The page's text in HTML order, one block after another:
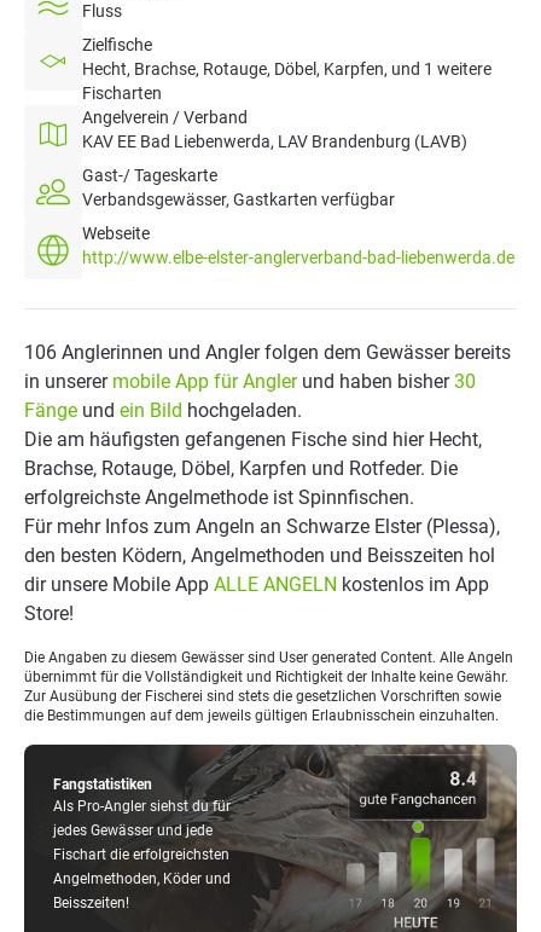
Fluss
Zielfische
Hecht, Brachse, Rotauge, Döbel, Karpfen, und 1 weitere
Fischarten
Angelverein / Verband
KAV EE Bad Liebenwerda, LAV Brandenburg (LAVB)
Gast-/ Tageskarte
Verbandsgewässer, Gastkarten verfügbar
Webseite
http://www.elbe-elster-anglerverband-bad-liebenwerda.de
Fangstatistiken
Als Pro-Angler siehst du für
jedes Gewässer und jede
Fischart die erfolgreichsten
Angelmethoden, Köder und
Beisszeiten!
106 Anglerinnen und Angler folgen dem Gewässer bereits
in unserer mobile App für Anglerund haben bisher30
Fänge und ein Bild hochgeladen.
Die am häufigsten gefangenen Fische sind hier Hecht,
Brachse, Rotauge, Döbel, Karpfen und Rotfeder. Die
erfolgreichste Angelmethode ist Spinnfischen.
Für mehr Infos zum Angeln an Schwarze Elster (Plessa),
den besten Ködern, Angelmethoden und Beisszeiten hol
dir unsere Mobile App ALLE ANGELN kostenlos im App
Store!
Die Angaben zu diesem Gewässer sind User generated Content. Alle Angeln
übernimmt für die Vollständigkeit und Richtigkeit der Inhalte keine Gewähr.
Zur Ausübung der Fischerei sind stets die gesetzlichen Vorschriften sowie
die Bestimmungen auf dem jeweils gültigen Erlaubnisschein einzuhalten.